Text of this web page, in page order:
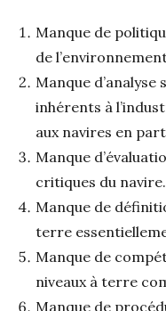
Manque de
de
Manque
inhérents à
aux navires en
Manque
critiques du navire.
Manque de
terre
Manque de
niveaux à terre
Manque de